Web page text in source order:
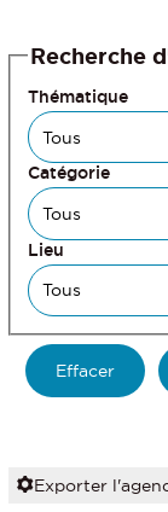
Recherche
Thématique
Catégorie
Lieu
Exporter